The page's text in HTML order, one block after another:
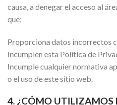
causa, a denegar el acceso al
que:
Proporciona datos incorrectos
Incumplen esta Política de
Incumple cualquier normativa
o el uso de este sitio web.
4. ¿CÓMO UTILIZAMOS